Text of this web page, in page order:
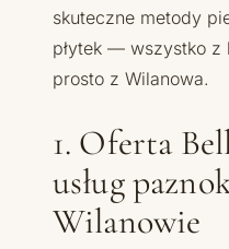
skuteczne metody
płytek — wszystko z
prosto z Wilanowa.
1. Oferta
usług
Wilanowie